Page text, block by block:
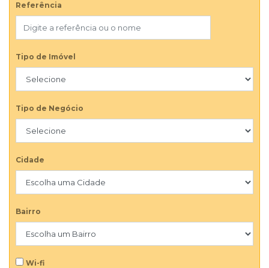
Referência
Tipo de Imóvel
Tipo de Negócio
Cidade
Bairro
Wi-fi